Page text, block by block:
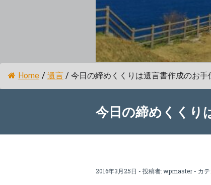
Home / 遺言 / 今日の締めくくりは遺言書作成のお手
今日の締めくくり
2016年3月25日 - 投稿者:wpmaster - カ